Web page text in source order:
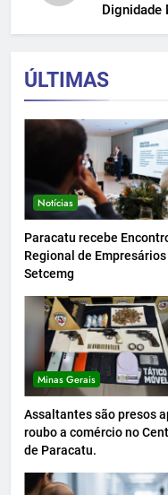
Dignidade
ÚLTIMAS
Notícias
Paracatu recebe
Regional de
Setcemg
Minas Gerais
Assaltantes são presos
roubo a comércio no
de Paracatu.